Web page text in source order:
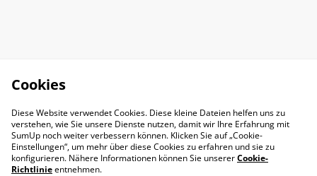
Cookies
Diese Website verwendet Cookies. Diese kleine Dateien helfen uns zu
verstehen, wie Sie unsere Dienste nutzen, damit wir Ihre Erfahrung mit
SumUp noch weiter verbessern können. Klicken Sie auf „Cookie-
Einstellungen“, um mehr über diese Cookies zu erfahren und sie zu
konfigurieren. Nähere Informationen können Sie unsererCookie-
Richtlinieentnehmen.